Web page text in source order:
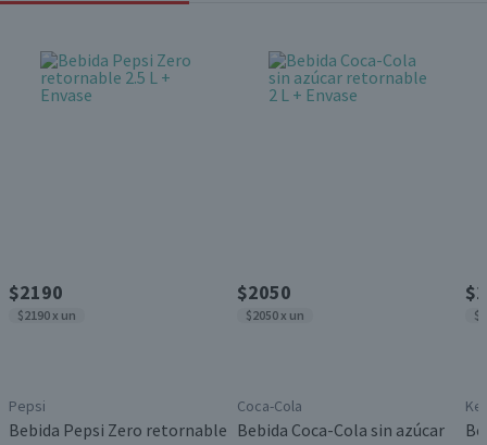
$2190
$2190 x un
Pepsi
Bebida Pepsi Zero retornable
$2050
$2050 x un
Coca-Cola
Bebida Coca-Cola sin azúcar